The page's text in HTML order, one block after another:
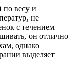
по весу и
не
с течением
он отлично
однако
выделяет